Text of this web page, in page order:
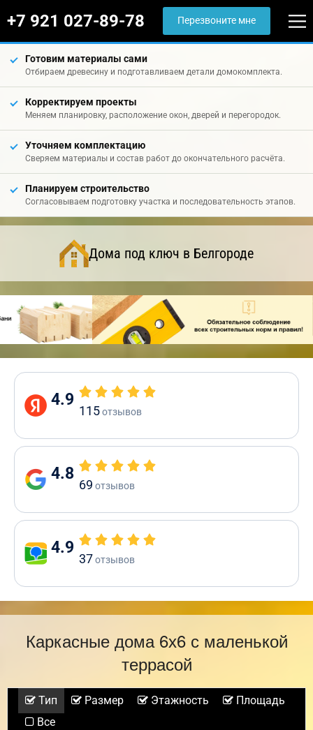
+7 921 027-89-78 Перезвоните мне
Готовим материалы сами
Отбираем древесину и подготавливаем детали домокомплекта.
Корректируем проекты
Меняем планировку, расположение окон, дверей и перегородок.
Уточняем комплектацию
Сверяем материалы и состав работ до окончательного расчёта.
Планируем строительство
Согласовываем подготовку участка и последовательность этапов.
Дома под ключ в Белгороде
4.9
115отзывов
4.8
69 отзывов
4.9
37отзывов
Каркасные дома 6х6 с маленькой
террасой
Тип Размер Этажность
Площадь
Все